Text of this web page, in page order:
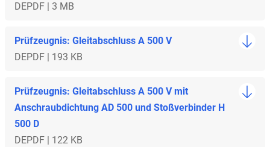
DEPDF | 3 MB
Prüfzeugnis: Gleitabschluss A 500 V
DEPDF | 193 KB
Prüfzeugnis: Gleitabschluss A 500 V mit
Anschraubdichtung AD 500 und Stoßverbinder H
500 D
DEPDF | 122 KB